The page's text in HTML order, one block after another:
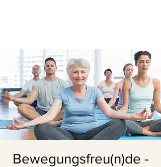
Bewegungsfreu(n)de -